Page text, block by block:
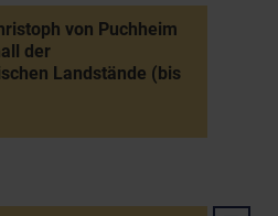
von Puchheim
der
Landstände (bis